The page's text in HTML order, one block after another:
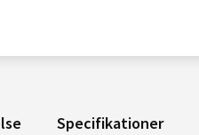
Specifikationer